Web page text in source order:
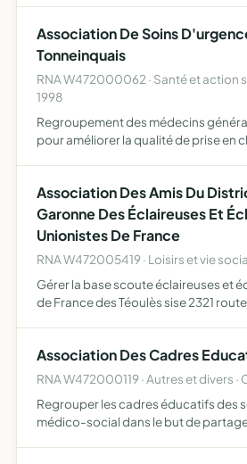
Association De Soins
Tonneinquais
RNA W472000062 · Santé et action
1998
Regroupement des médecins
pour améliorer la qualité de prise en
Association Des Amis Du
Garonne Des Éclaireuses Et
Unionistes De France
RNA W472005419 · Loisirs et vie
Gérer la base scoute éclaireuses et
de France des Téoulès sise 2321
Association Des Cadres
RNA W472000119 · Autres et divers
Regrouper les cadres éducatifs des
médico-social dans le but de